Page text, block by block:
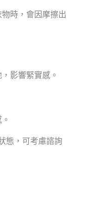
時，會因摩擦出
影響緊實感。
態，可考慮諮詢